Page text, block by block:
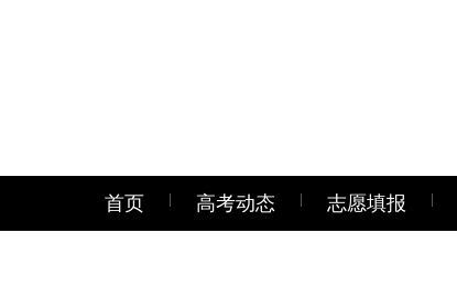
首页 高考动态 志愿填报